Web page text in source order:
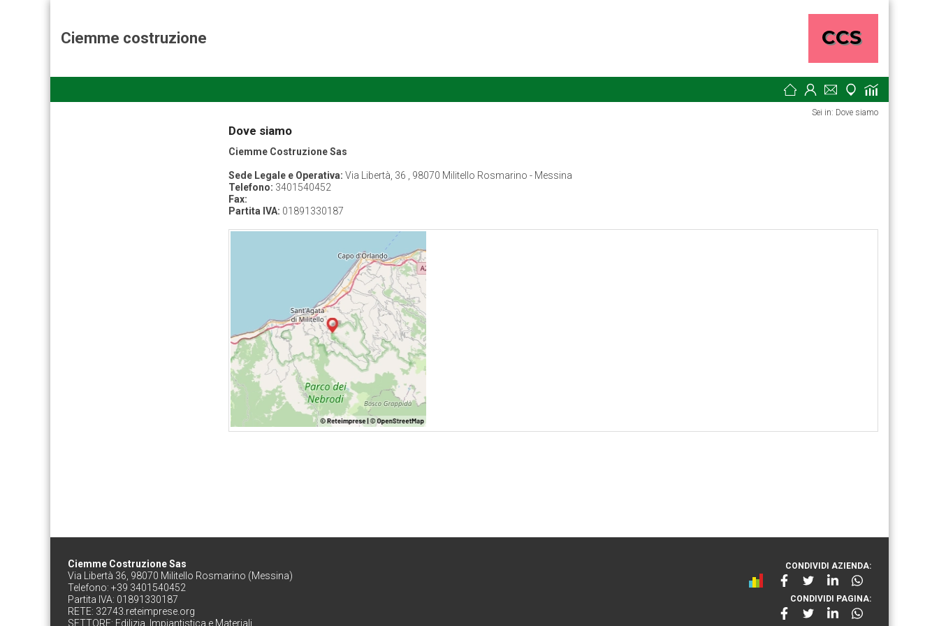
Ciemme costruzione
Sei in: Dove siamo
Dove siamo
Ciemme Costruzione Sas
Sede Legale e Operativa: Via Libertà, 36 , 98070 Militello Rosmarino - Messina
Telefono: 3401540452
Fax:
Partita IVA: 01891330187
Ciemme Costruzione Sas
Via Libertà 36, 98070 Militello Rosmarino (Messina)
Telefono: +39 3401540452
Partita IVA: 01891330187
RETE: 32743.reteimprese.org
SETTORE: Edilizia, Impiantistica e Materiali
CONDIVIDI AZIENDA:
CONDIVIDI PAGINA: